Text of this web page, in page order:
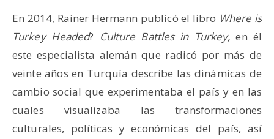
En 2014, Rainer Hermann publicó el libro Where is
Turkey Headed? Culture Battles in Turkey,en él
este especialista alemán que radicó por más de
veinte años en Turquía describe las dinámicas de
cambio social que experimentaba el país y en las
cuales visualizaba las transformaciones
culturales, políticas y económicas del país, así